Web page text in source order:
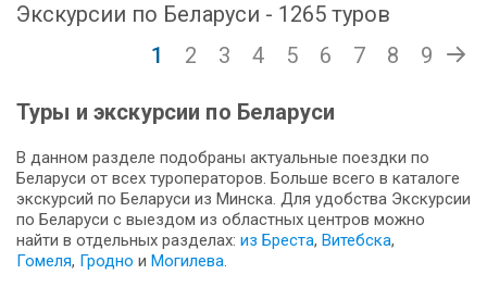
Экскурсии по Беларуси - 1265 туров
1
2 3 4 5 6 7 8 9
Туры и экскурсии по Беларуси
В данном разделе подобраны актуальные поездки по
Беларуси от всех туроператоров. Больше всего в каталоге
экскурсий по Беларуси из Минска. Для удобства Экскурсии
по Беларуси с выездом из областных центров можно
найти в отдельных разделах: из Бреста, Витебска,
Гомеля, Гродно и Могилева.